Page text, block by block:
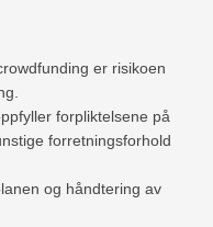
er risikoen
forpliktelsene på
forretningsforhold
og håndtering av